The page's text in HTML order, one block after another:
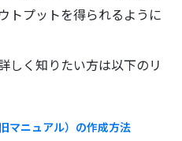
トプットを得られるように
しく知りたい方は以下のリ
マニュアル）の作成方法